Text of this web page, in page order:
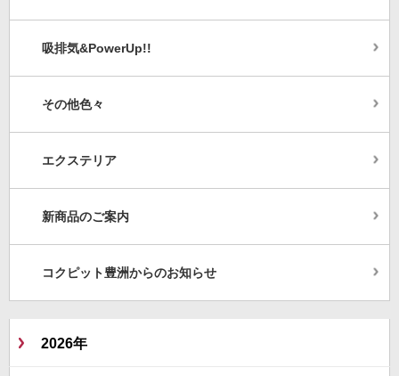
吸排気&PowerUp!!
その他色々
エクステリア
新商品のご案内
コクピット豊洲からのお知らせ
2026年